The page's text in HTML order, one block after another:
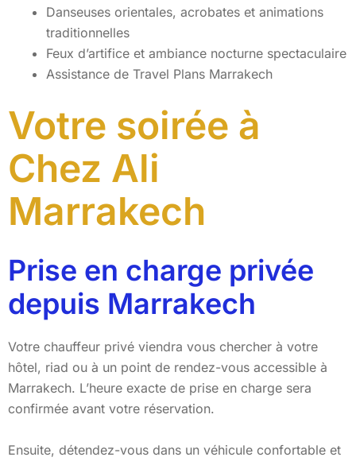
Danseuses orientales, acrobates et animations
traditionnelles
Feux d’artifice et ambiance nocturne spectaculaire
Assistance de Travel Plans Marrakech
Votre soirée à
Chez Ali
Marrakech
Prise en charge privée
depuis Marrakech
Votre chauffeur privé viendra vous chercher à votre
hôtel, riad ou à un point de rendez-vous accessible à
Marrakech. L’heure exacte de prise en charge sera
confirmée avant votre réservation.
Ensuite, détendez-vous dans un véhicule confortable et